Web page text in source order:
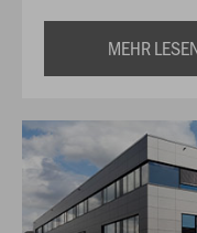
MEHR